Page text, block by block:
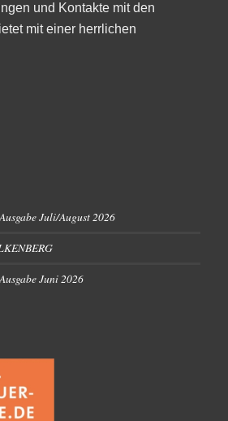
und Kontakte mit den
mit einer herrlichen
Juli/August 2026
Juni 2026